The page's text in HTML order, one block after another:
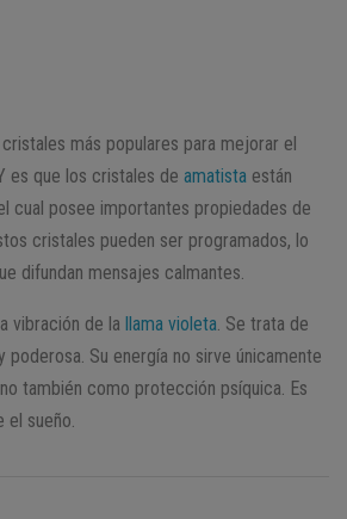
más populares para mejorar el
es que los cristales de amatista están
cual posee importantes propiedades de
cristales pueden ser programados, lo
difundan mensajes calmantes.
vibración de la llama violeta . Se trata de
poderosa. Su energía no sirve únicamente
también como protección psíquica. Es
sueño.